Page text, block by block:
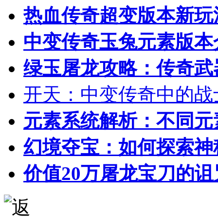
热血传奇超变版本新
中变传奇玉兔元素版
绿玉屠龙攻略：传奇
开天：中变传奇中的
元素系统解析：不同
幻境夺宝：如何探索
价值20万屠龙宝刀的